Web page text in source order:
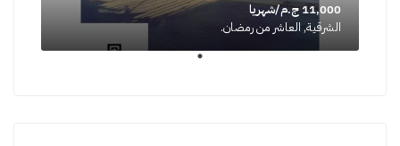
11,000 ج.م/شهريا
الشرقية, العاشر من رمضان.